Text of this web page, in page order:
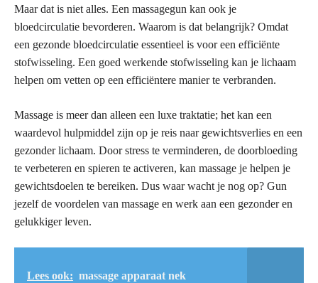
Maar dat is niet alles. Een massagegun kan ook je
bloedcirculatie bevorderen. Waarom is dat belangrijk? Omdat
een gezonde bloedcirculatie essentieel is voor een efficiënte
stofwisseling. Een goed werkende stofwisseling kan je lichaam
helpen om vetten op een efficiëntere manier te verbranden.
Massage is meer dan alleen een luxe traktatie; het kan een
waardevol hulpmiddel zijn op je reis naar gewichtsverlies en een
gezonder lichaam. Door stress te verminderen, de doorbloeding
te verbeteren en spieren te activeren, kan massage je helpen je
gewichtsdoelen te bereiken. Dus waar wacht je nog op? Gun
jezelf de voordelen van massage en werk aan een gezonder en
gelukkiger leven.
Lees ook: massage apparaat nek